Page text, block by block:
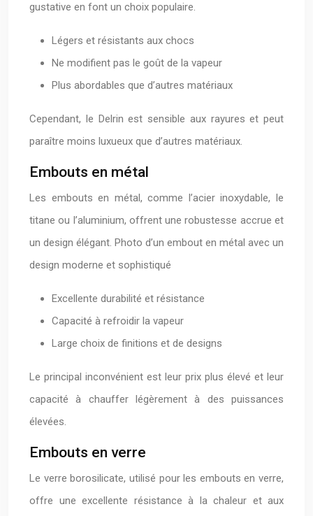
gustative en font un choix populaire.
Légers et résistants aux chocs
Ne modifient pas le goût de la vapeur
Plus abordables que d’autres matériaux
Cependant, le Delrin est sensible aux rayures et peut
paraître moins luxueux que d’autres matériaux.
Embouts en métal
Les embouts en métal, comme l’acier inoxydable, le
titane ou l’aluminium, offrent une robustesse accrue et
un design élégant. Photo d’un embout en métal avec un
design moderne et sophistiqué
Excellente durabilité et résistance
Capacité à refroidir la vapeur
Large choix de finitions et de designs
Le principal inconvénient est leur prix plus élevé et leur
capacité à chauffer légèrement à des puissances
élevées.
Embouts en verre
Le verre borosilicate, utilisé pour les embouts en verre,
offre une excellente résistance à la chaleur et aux